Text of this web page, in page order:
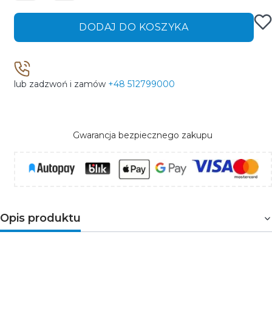
DODAJ DO KOSZYKA
lub zadzwoń i zamów +48 512799000
Gwarancja bezpiecznego zakupu
Opis produktu